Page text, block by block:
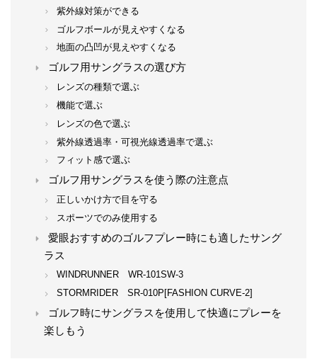
紫外線対策ができる
ゴルフボールが見えやすくなる
地面の凸凹が見えやすくなる
ゴルフ用サングラスの選び方
レンズの種類で選ぶ
機能で選ぶ
レンズの色で選ぶ
紫外線透過率・可視光線透過率で選ぶ
フィット感で選ぶ
ゴルフ用サングラスを使う際の注意点
正しいかけ方で目を守る
スポーツでのみ使用する
愛眼おすすめのゴルフプレー時にも適したサング
ラス
WINDRUNNER WR-101SW-3
STORMRIDER SR-010P[FASHION CURVE-2]
ゴルフ時にサングラスを使用して快適にプレーを
楽しもう